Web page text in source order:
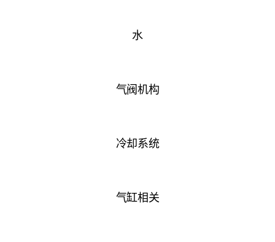
水
气阀机构
冷却系统
气缸相关